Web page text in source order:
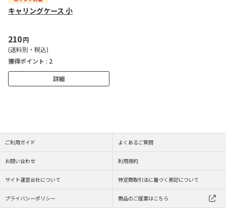
キャリングケース 小
210円
(送料別・税込)
獲得ポイント : 2
詳細
ご利用ガイド よくあるご質問
お問い合わせ 利用規約
サイト運営会社について 特定商取引法に基づく表記について
プライバシーポリシー 商品のご提案はこちら